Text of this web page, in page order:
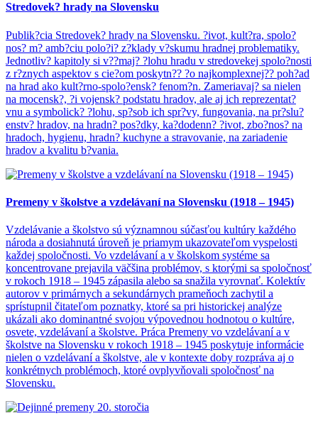
Stredovek? hrady na Slovensku
Publik?cia Stredovek? hrady na Slovensku. ?ivot, kult?ra, spolo?
nos? m? amb?ciu polo?i? z?klady v?skumu hradnej problematiky.
Jednotliv? kapitoly si v??maj? ?lohu hradu v stredovekej spolo?nosti
z r?znych aspektov s cie?om poskytn?? ?o najkomplexnej?? poh?ad
na hrad ako kult?rno-spolo?ensk? fenom?n. Zameriavaj? sa nielen
na mocensk?, ?i vojensk? podstatu hradov, ale aj ich reprezentat?
vnu a symbolick? ?lohu, sp?sob ich spr?vy, fungovania, na pr?slu?
enstv? hradov, na hradn? pos?dky, ka?dodenn? ?ivot, zbo?nos? na
hradoch, hygienu, hradn? kuchyne a stravovanie, na zariadenie
hradov a kvalitu b?vania.
Premeny v školstve a vzdelávaní na Slovensku (1918 – 1945)
Vzdelávanie a školstvo sú významnou súčasťou kultúry každého
národa a dosiahnutá úroveň je priamym ukazovateľom vyspelosti
každej spoločnosti. Vo vzdelávaní a v školskom systéme sa
koncentrovane prejavila väčšina problémov, s ktorými sa spoločnosť
v rokoch 1918 – 1945 zápasila alebo sa snažila vyrovnať. Kolektív
autorov v primárnych a sekundárnych prameňoch zachytil a
sprístupnil čitateľom poznatky, ktoré sa pri historickej analýze
ukázali ako dominantné svojou výpovednou hodnotou o kultúre,
osvete, vzdelávaní a školstve. Práca Premeny vo vzdelávaní a v
školstve na Slovensku v rokoch 1918 – 1945 poskytuje informácie
nielen o vzdelávaní a školstve, ale v kontexte doby rozpráva aj o
konkrétnych problémoch, ktoré ovplyvňovali spoločnosť na
Slovensku.